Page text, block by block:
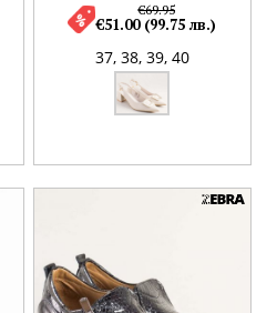
37, 38, 39, 40
€69.95
€51.00 (99.75 лв.)